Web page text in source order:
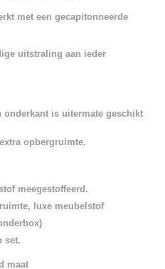
met een gecapitonneerde
uitstraling aan ieder
is uitermate geschikt
opbergruimte.
meegestoffeerd.
luxe meubelstof
set.
maat